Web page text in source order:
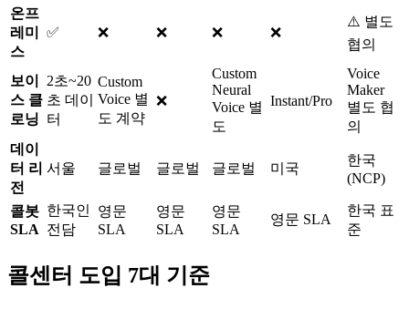
온프
레미
스
✅ ❌ ❌ ❌ ❌
⚠️ 별도
협의
보이
스 클
로닝
2초~20
초 데이
터
Custom
Voice 별
도 계약
❌
Custom
Neural
Voice 별
도
Instant/Pro
Voice
Maker
별도 협
의
데이
터 리
전
서울 글로벌 글로벌 글로벌 미국
한국
(NCP)
콜봇
SLA
한국인
전담
영문
SLA
영문
SLA
영문
SLA
영문 SLA
한국 표
준
콜센터 도입 7대 기준